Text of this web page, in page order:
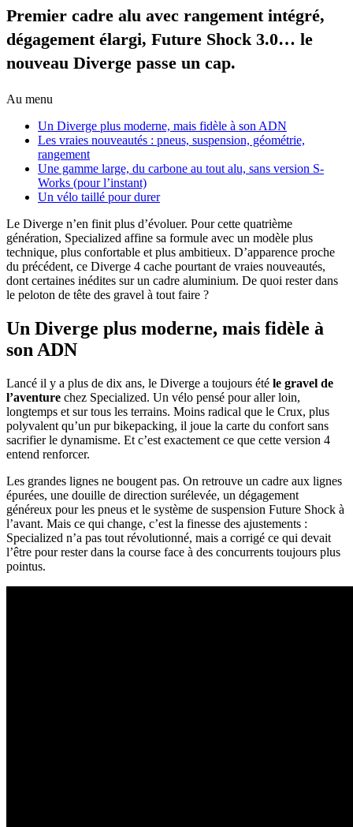
Premier cadre alu avec rangement intégré,
dégagement élargi, Future Shock 3.0… le
nouveau Diverge passe un cap.
Au menu
Un Diverge plus moderne, mais fidèle à son ADN
Les vraies nouveautés : pneus, suspension, géométrie,
rangement
Une gamme large, du carbone au tout alu, sans version S-
Works (pour l’instant)
Un vélo taillé pour durer
Le Diverge n’en finit plus d’évoluer. Pour cette quatrième
génération, Specialized affine sa formule avec un modèle plus
technique, plus confortable et plus ambitieux. D’apparence proche
du précédent, ce Diverge 4 cache pourtant de vraies nouveautés,
dont certaines inédites sur un cadre aluminium. De quoi rester dans
le peloton de tête des gravel à tout faire ?
Un Diverge plus moderne, mais fidèle à
son ADN
Lancé il y a plus de dix ans, le Diverge a toujours été le gravel de
l’aventure chez Specialized. Un vélo pensé pour aller loin,
longtemps et sur tous les terrains. Moins radical que le Crux, plus
polyvalent qu’un pur bikepacking, il joue la carte du confort sans
sacrifier le dynamisme. Et c’est exactement ce que cette version 4
entend renforcer.
Les grandes lignes ne bougent pas. On retrouve un cadre aux lignes
épurées, une douille de direction surélevée, un dégagement
généreux pour les pneus et le système de suspension Future Shock à
l’avant. Mais ce qui change, c’est la finesse des ajustements :
Specialized n’a pas tout révolutionné, mais a corrigé ce qui devait
l’être pour rester dans la course face à des concurrents toujours plus
pointus.